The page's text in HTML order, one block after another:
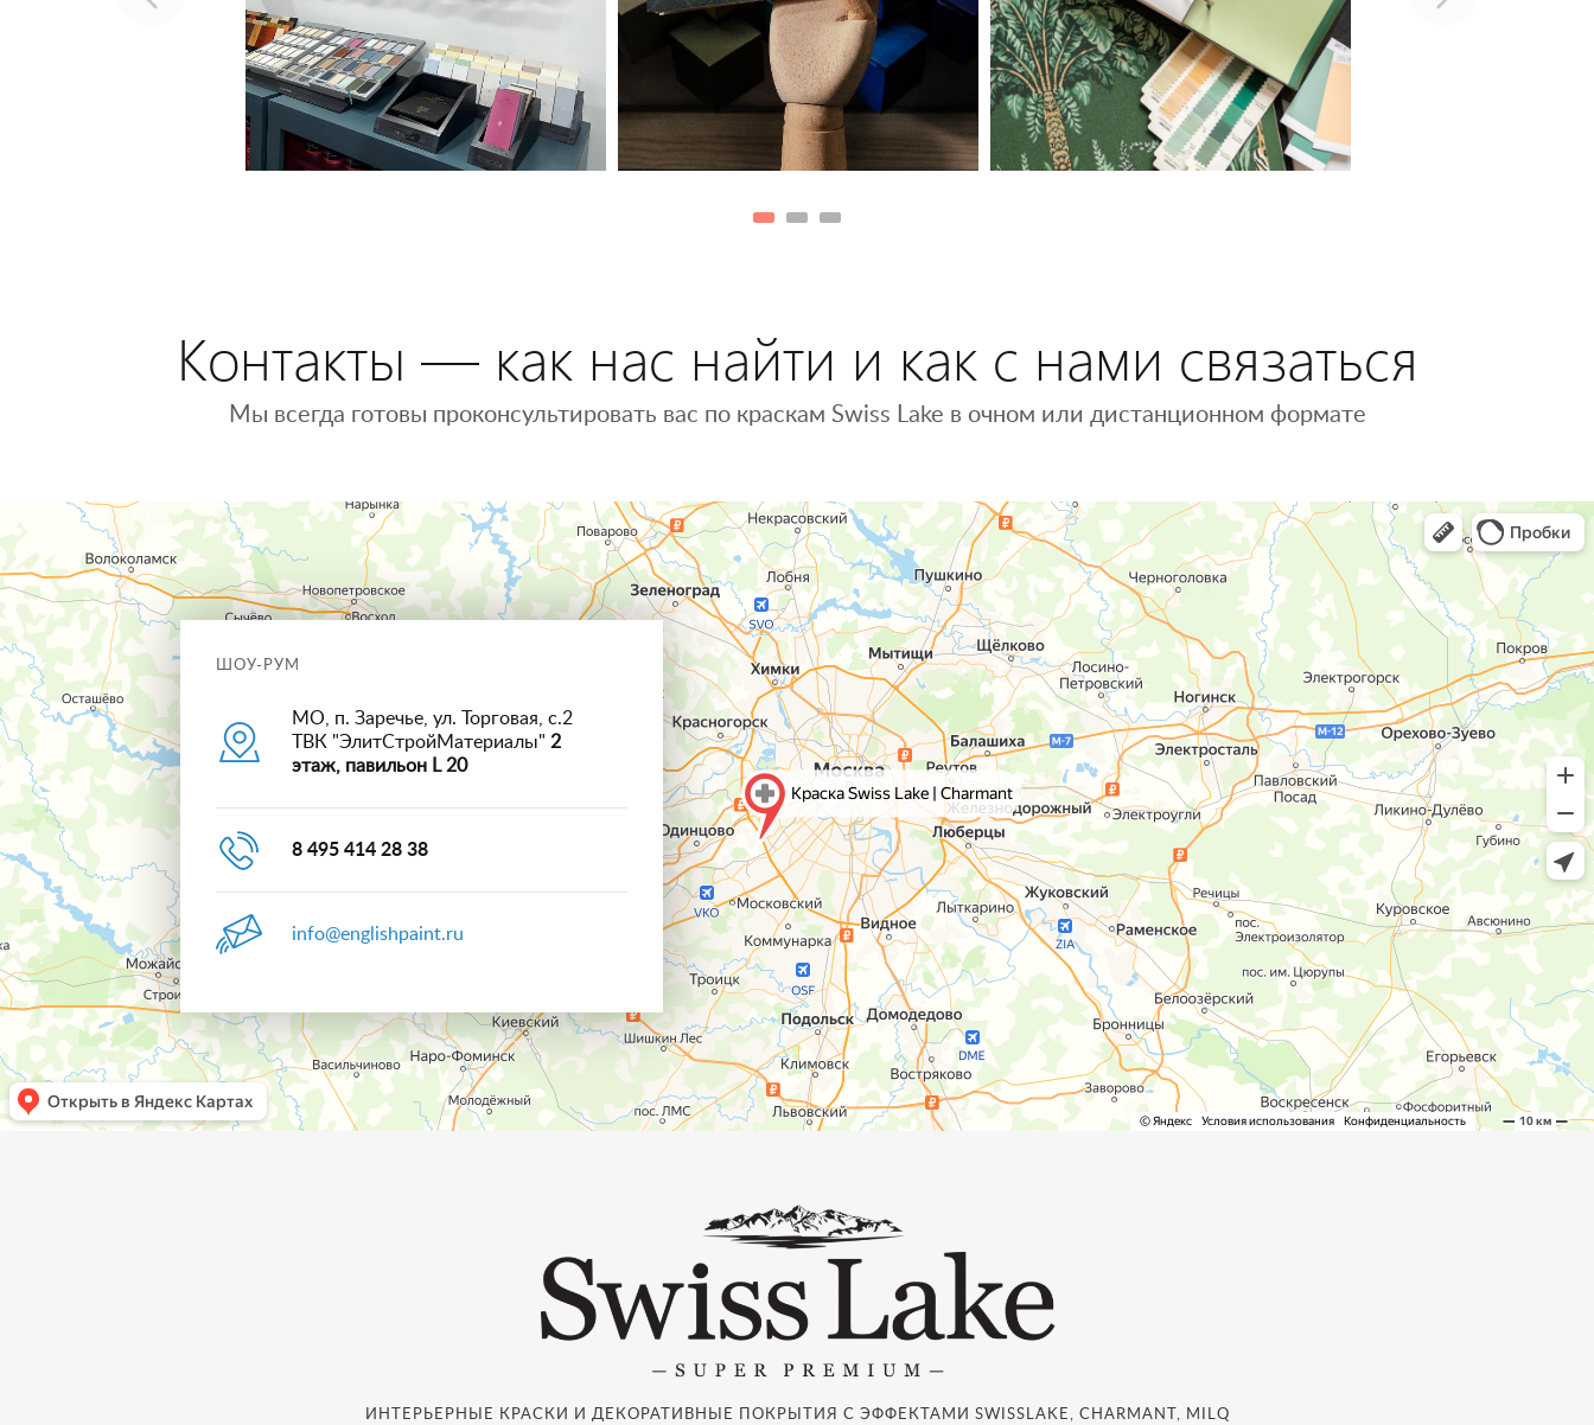
Контакты — как нас найти и как с нами связаться
Мы всегда готовы проконсультировать вас по краскам Swiss Lake в очном или дистанционном формате
ШОУ-РУМ
МО, п. Заречье, ул. Торговая, с.2
ТВК "ЭлитСтройМатериалы" 2
этаж, павильон L 20
8 495 414 28 38
info@englishpaint.ru
ИНТЕРЬЕРНЫЕ КРАСКИ И ДЕКОРАТИВНЫЕ ПОКРЫТИЯ С ЭФФЕКТАМИ SWISSLAKE, CHARMANT, MILQ